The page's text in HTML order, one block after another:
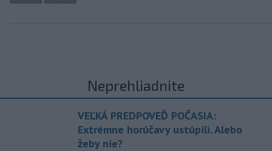
Neprehliadnite
VEĽKÁ PREDPOVEĎ POČASIA:
Extrémne horúčavy ustúpili. Alebo
žeby nie?